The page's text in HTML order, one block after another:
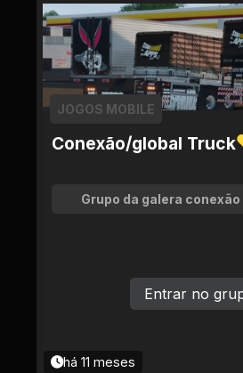
Conexão/global
JOGOS MOBILE
Grupo da galera
há 11 meses
Entrar no